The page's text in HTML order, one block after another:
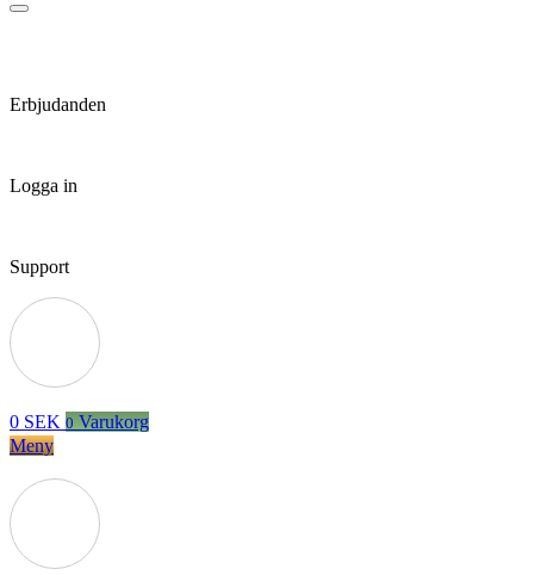
Erbjudanden
Logga in
Support
0 SEK 0 Varukorg
Meny